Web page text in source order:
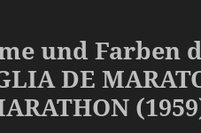
und Farben
DE